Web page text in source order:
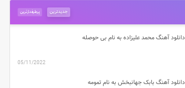
پرطرفدارترین جدیدترین
دانلود آهنگ محمد علیزاده به نام بی حوصله
05/11/2022
دانلود آهنگ بابک جهانبخش به نام تمومه